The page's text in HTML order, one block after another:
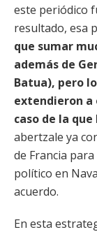
este periódico
resultado, esa
que sumar
además de
Batua), pero
extendieron a
caso de la
abertzale ya
de Francia
político en
acuerdo.
En esta